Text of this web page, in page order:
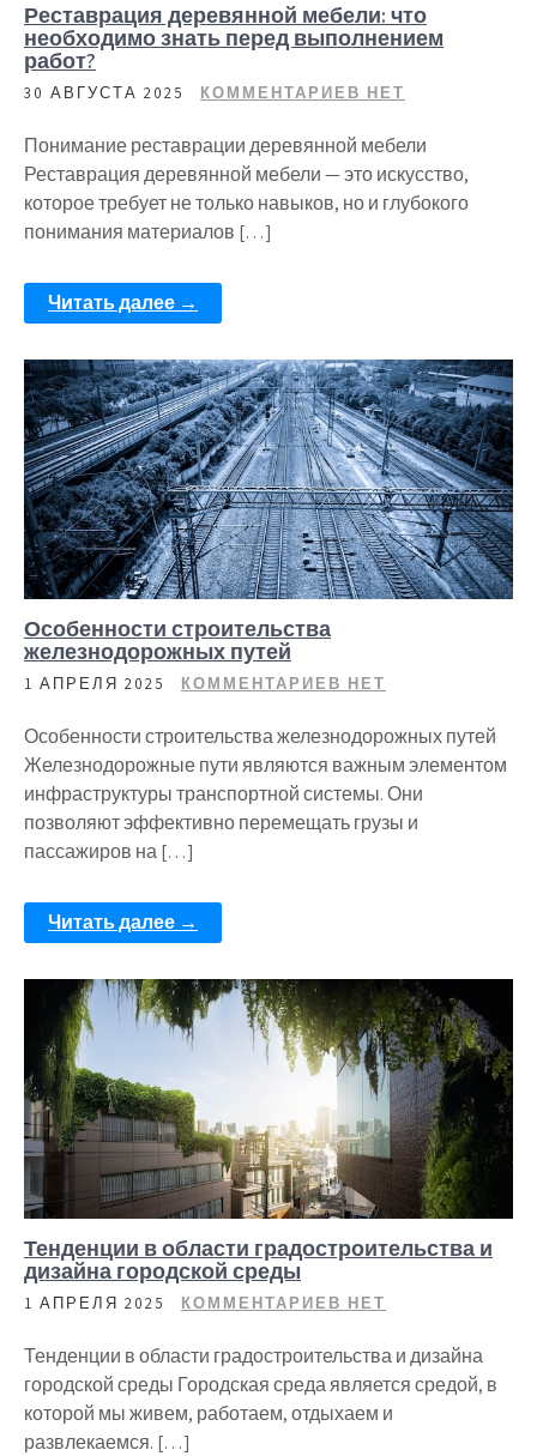
Реставрация деревянной мебели: что
необходимо знать перед выполнением
работ?
30 АВГУСТА 2025 КОММЕНТАРИЕВ НЕТ
Понимание реставрации деревянной мебели
Реставрация деревянной мебели — это искусство,
которое требует не только навыков, но и глубокого
понимания материалов […]
Читать далее →
Особенности строительства
железнодорожных путей
1 АПРЕЛЯ 2025 КОММЕНТАРИЕВ НЕТ
Особенности строительства железнодорожных путей
Железнодорожные пути являются важным элементом
инфраструктуры транспортной системы. Они
позволяют эффективно перемещать грузы и
пассажиров на […]
Читать далее →
Тенденции в области градостроительства и
дизайна городской среды
1 АПРЕЛЯ 2025 КОММЕНТАРИЕВ НЕТ
Тенденции в области градостроительства и дизайна
городской среды Городская среда является средой, в
которой мы живем, работаем, отдыхаем и
развлекаемся. […]